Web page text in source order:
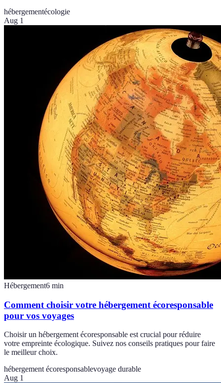
hébergementécologie
Aug 1
Hébergement6 min
Comment choisir votre hébergement écoresponsable
pour vos voyages
Choisir un hébergement écoresponsable est crucial pour réduire
votre empreinte écologique. Suivez nos conseils pratiques pour faire
le meilleur choix.
hébergement écoresponsablevoyage durable
Aug 1